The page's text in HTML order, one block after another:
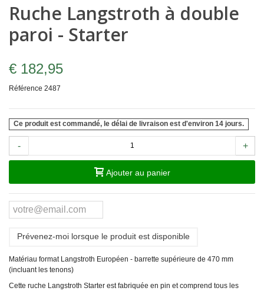
Ruche Langstroth à double
paroi - Starter
€ 182,95
Référence 2487
Ce produit est commandé, le délai de livraison est d'environ 14 jours.
- +
Ajouter au panier
Prévenez-moi lorsque le produit est disponible
Matériau format Langstroth Européen - barrette supérieure de 470 mm
(incluant les tenons)
Cette ruche Langstroth Starter est fabriquée en pin et comprend tous les